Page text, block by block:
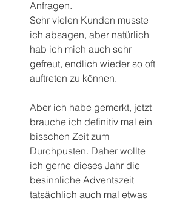
Anfragen.
Sehr vielen Kunden musste
ich absagen, aber natürlich
hab ich mich auch sehr
gefreut, endlich wieder so oft
auftreten zu können.
Aber ich habe gemerkt, jetzt
brauche ich definitiv mal ein
bisschen Zeit zum
Durchpusten. Daher wollte
ich gerne dieses Jahr die
besinnliche Adventszeit
tatsächlich auch mal etwas